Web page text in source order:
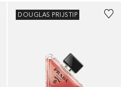
DOUGLAS PRIJSTIP